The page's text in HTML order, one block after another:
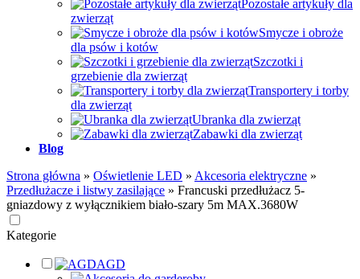
Pozostałe artykuły dla
zwierząt
Smycze i obroże
dla psów i kotów
Szczotki i
grzebienie dla zwierząt
Transportery i torby
dla zwierząt
Ubranka dla zwierząt
Zabawki dla zwierząt
Blog
Strona główna » Oświetlenie LED » Akcesoria elektryczne »
Przedłużacze i listwy zasilające » Francuski przedłużacz 5-
gniazdowy z wyłącznikiem biało-szary 5m MAX.3680W
Kategorie
AGD